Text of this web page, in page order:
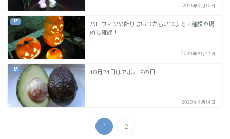
2021年9月10日
秋
ハロウィンの飾りはいつからいつまで？種類や場
所も確認！
2020年9月27日
秋 10月24日はアボカドの日
2020年9月14日
1 2